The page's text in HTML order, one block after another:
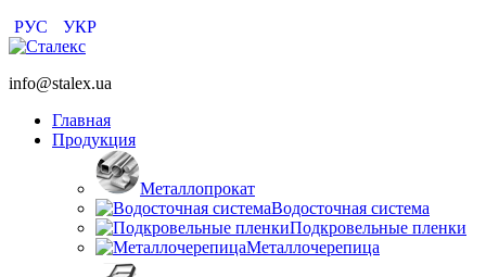
РУС
УКР
info@stalex.ua
Главная
Продукция
Металлопрокат
Водосточная система
Подкровельные пленки
Металлочерепица